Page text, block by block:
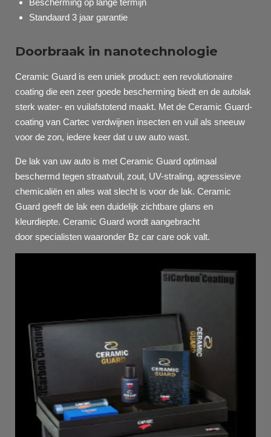
Bescherming op lange termijn
Standaard 3 jaar garantie
Doorbraak in nanotechnologie
Ceramic Guard is een uniek product: een revolutionaire
coating die een zeer goede bescherming biedt en de autolak
sterk water- en vuilafstotend maakt. Met de Ceramic Guard-
coating van Cartec verdwijnen insecten en vuil als sneeuw
voor de zon, iedere keer dat u uw auto wast.
De lak van uw auto is met Ceramic Guard optimaal
beschermd tegen straatvuil, zout, UV-straling, agressieve
chemicaliën en alles wat slecht is voor de lak. Ceramic
Guard geeft de lak een duidelijk zichtbare glans en
kleurdiepte. Ceramic Guard wordt aangebracht
door specialisten waaronder Bz car care ook valt.